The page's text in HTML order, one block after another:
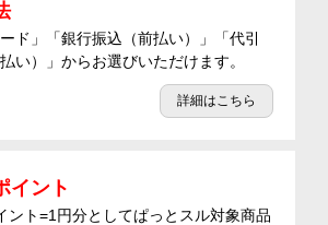
ド」「銀行振込（前払い）」「代引
い）」からお選びいただけます。
詳細はこちら
イント
ント=1円分としてぱっとスル対象商品